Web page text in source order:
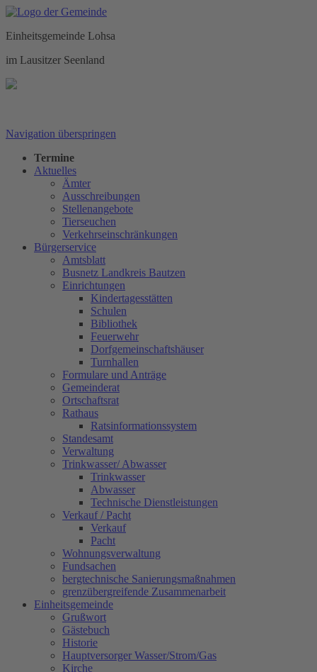
Einheitsgemeinde Lohsa
im Lausitzer Seenland
Navigation überspringen
Termine
Aktuelles
Ämter
Ausschreibungen
Stellenangebote
Tierseuchen
Verkehrseinschränkungen
Bürgerservice
Amtsblatt
Busnetz Landkreis Bautzen
Einrichtungen
Kindertagesstätten
Schulen
Bibliothek
Feuerwehr
Dorfgemeinschaftshäuser
Turnhallen
Formulare und Anträge
Gemeinderat
Ortschaftsrat
Rathaus
Ratsinformationssystem
Standesamt
Verwaltung
Trinkwasser/ Abwasser
Trinkwasser
Abwasser
Technische Dienstleistungen
Verkauf / Pacht
Verkauf
Pacht
Wohnungsverwaltung
Fundsachen
bergtechnische Sanierungsmaßnahmen
grenzübergreifende Zusammenarbeit
Einheitsgemeinde
Grußwort
Gästebuch
Historie
Hauptversorger Wasser/Strom/Gas
Kirche